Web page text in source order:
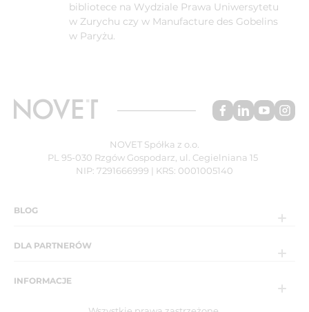
bibliotece na Wydziale Prawa Uniwersytetu
w Zurychu czy w Manufacture des Gobelins
w Paryżu.
NOVET Spółka z o.o.
PL 95-030 Rzgów Gospodarz, ul. Cegielniana 15
NIP: 7291666999 | KRS: 0001005140
BLOG
DLA PARTNERÓW
INFORMACJE